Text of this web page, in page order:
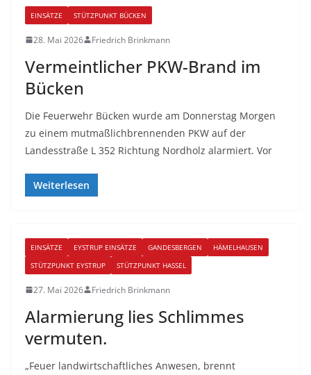
EINSÄTZE STÜTZPUNKT BÜCKEN
28. Mai 2026 Friedrich Brinkmann
Vermeintlicher PKW-Brand im
Bücken
Die Feuerwehr Bücken wurde am Donnerstag Morgen
zu einem mutmaßlichbrennenden PKW auf der
Landesstraße L 352 Richtung Nordholz alarmiert. Vor
Weiterlesen
EINSÄTZE EYSTRUP EINSÄTZE GANDESBERGEN
HÄMELHAUSEN
STÜTZPUNKT EYSTRUP
STÜTZPUNKT HASSEL
27. Mai 2026 Friedrich Brinkmann
Alarmierung lies Schlimmes
vermuten.
„Feuer landwirtschaftliches Anwesen, brennt